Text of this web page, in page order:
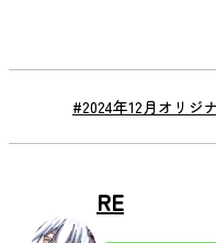
#2024年12月オリジ
RE